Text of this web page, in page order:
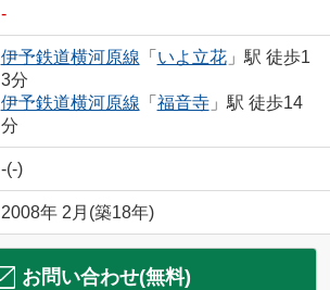
-
伊予鉄道横河原線 「 いよ立花」駅 徒歩1
3分
伊予鉄道横河原線 「 福音寺」駅 徒歩14
分
-(-)
2008年 2月(築18年)
お問い合わせ(無料)